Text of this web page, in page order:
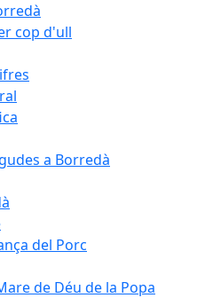
cop d'ull
a Borredà
del Porc
de Déu de la Popa